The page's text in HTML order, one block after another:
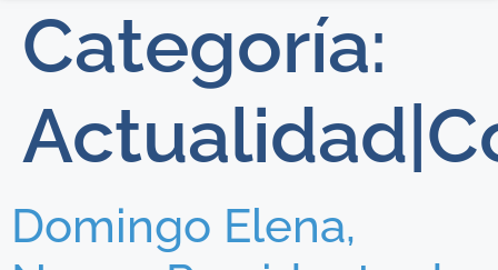
Categoría:
Domingo Elena,